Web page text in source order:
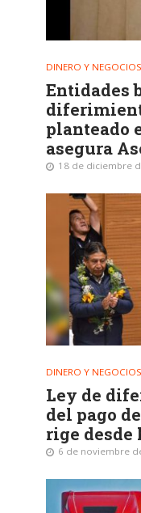
DINERO Y NEGOCIOS
Entidades
planteado
asegura
18 de diciembre
DINERO Y NEGOCIOS
Ley de
del pago
rige desde
6 de noviembre